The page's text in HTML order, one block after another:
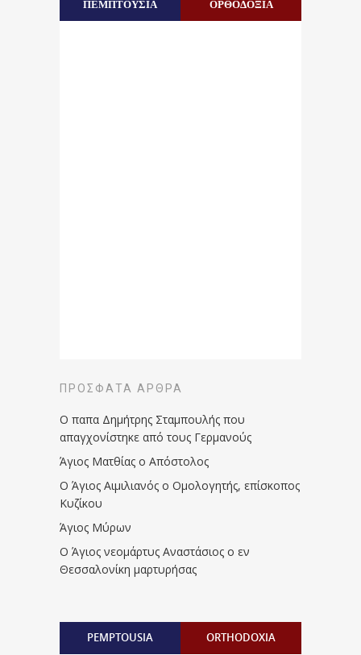
ΠΕΜΠΤΟΥΣΙΑ ΟΡΘΟΔΟΞΙΑ
ΠΡΌΣΦΑΤΑ ΆΡΘΡΑ
Ο παπα Δημήτρης Σταμπουλής που
απαγχονίστηκε από τους Γερμανούς
Άγιος Ματθίας ο Απόστολος
Ο Άγιος Αιμιλιανός ο Ομολογητής, επίσκοπος
Κυζίκου
Άγιος Μύρων
Ο Άγιος νεομάρτυς Αναστάσιος ο εν
Θεσσαλονίκη μαρτυρήσας
PEMPTOUSIA ORTHODOXIA